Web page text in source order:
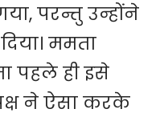
परन्तु उन्होंने
ममता
पहले ही इसे
ने ऐसा करके